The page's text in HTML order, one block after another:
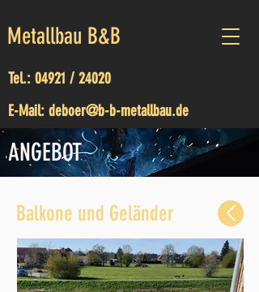
Metallbau B&B
Tel.: 04921 / 24020
E-Mail: deboer@b-b-metallbau.de
ANGEBOT
Balkone und Geländer